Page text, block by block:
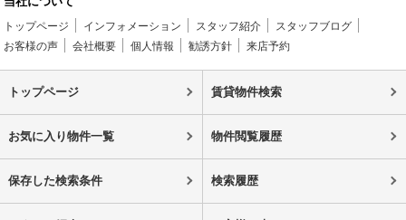
トップページ インフォメーション スタッフ紹介
スタッフブログ
お客様の声
会社概要 個人情報 勧誘方針 来店予約
トップページ 賃貸物件検索
お気に入り物件一覧 物件閲覧履歴
保存した検索条件 検索履歴